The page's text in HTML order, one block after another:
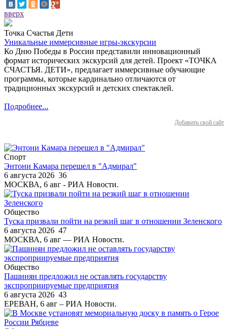
вверх
Точка Счастья Дети
Уникальные иммерсивные игры-экскурсии
Ко Дню Победы в России представили инновационный
формат исторических экскурсий для детей. Проект «ТОЧКА
СЧАСТЬЯ. ДЕТИ», предлагает иммерсивные обучающие
программы, которые кардинально отличаются от
традиционных экскурсий и детских спектаклей.
Подробнее...
Добавить свой сайт
Спорт
Энтони Камара перешел в "Адмирал"
6 августа 2026 36
МОСКВА, 6 авг - РИА Новости.
Общество
Туска призвали пойти на резкий шаг в отношении Зеленского
6 августа 2026 47
МОСКВА, 6 авг — РИА Новости.
Общество
Пашинян предложил не оставлять государству
экспроприируемые предприятия
6 августа 2026 43
ЕРЕВАН, 6 авг – РИА Новости.